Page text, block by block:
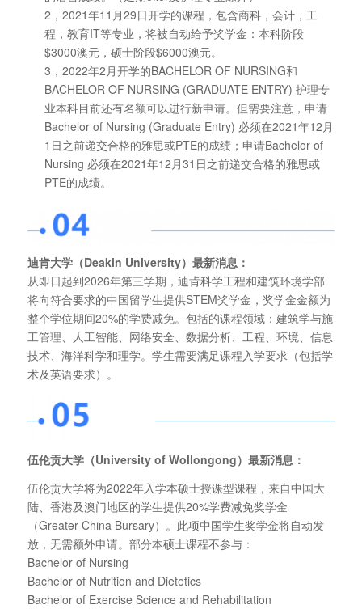
2，2021年11月29日开学的课程，包含商科，会计，工
程，教育IT等专业，将被自动给予奖学金：本科阶段
$3000澳元，硕士阶段$6000澳元。
3，2022年2月开学的BACHELOR OF NURSING和
BACHELOR OF NURSING (GRADUATE ENTRY) 护理专
业本科目前还有名额可以进行新申请。但需要注意，申请
Bachelor of Nursing (Graduate Entry) 必须在2021年12月
1日之前递交合格的雅思或PTE的成绩；申请Bachelor of
Nursing 必须在2021年12月31日之前递交合格的雅思或
PTE的成绩。
迪肯大学（Deakin University）最新消息：
从即日起到2026年第三学期，迪肯科学工程和建筑环境学部
将向符合要求的中国留学生提供STEM奖学金，奖学金金额为
整个学位期间20%的学费减免。包括的课程领域：建筑学与施
工管理、人工智能、网络安全、数据分析、工程、环境、信息
技术、海洋科学和理学。学生需要满足课程入学要求（包括学
术及英语要求）。
伍伦贡大学（University of Wollongong）最新消息：
伍伦贡大学将为2022年入学本硕士授课型课程，来自中国大
陆、香港及澳门地区的学生提供20%学费减免奖学金
（Greater China Bursary）。此项中国学生奖学金将自动发
放，无需额外申请。部分本硕士课程不参与：
Bachelor of Nursing
Bachelor of Nutrition and Dietetics
Bachelor of Exercise Science and Rehabilitation